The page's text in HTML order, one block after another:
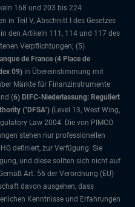
168 und 203 bis 224
in Teil V, Abschnitt I des Gesetzes
den Artikeln 111, 114 und 117 des
Verpflichtungen; (5)
de France (4 Place de
09) in Übereinstimmung mit
Märkte für Finanzinstrumente
(6) DIFC-Niederlassung: Reguliert
("DFSA") (Level 13, West Wing,
Law 2004. Die von PIMCO
stehen nur professionellen
definiert, zur Verfügung. Sie
und diese sollten sich nicht auf
Art. 56 der Verordnung (EU)
davon ausgehen, dass
Kenntnisse und Erfahrungen